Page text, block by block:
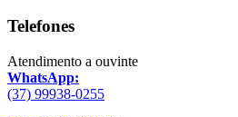
Telefones
Atendimento a ouvinte
WhatsApp:
(37) 99938-0255